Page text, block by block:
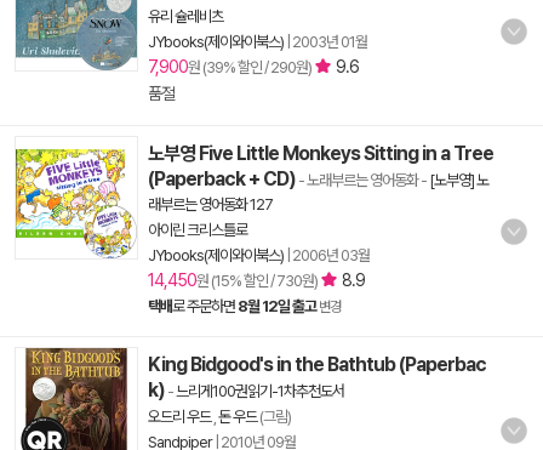
유리 슐레비츠
JYbooks(제이와이북스) 2003년 01월
7,900원 (39% 할인 / 290원)
9.6
품절
노부영 Five Little Monkeys Sitting in a Tree
(Paperback + CD) - 노래부르는 영어동화- [노부영] 노
래부르는 영어동화 127
아이린 크리스틀로
JYbooks(제이와이북스) 2006년 03월
14,450원 (15% 할인 / 730원) 8.9
택배로 주문하면 8월 12일 출고 변경
King Bidgood's in the Bathtub (Paperbac
k) -느리게100권읽기-1차추천도서
오드리 우드, 돈 우드(그림)
Sandpiper| 2010년 09월